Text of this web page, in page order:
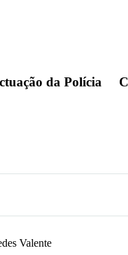
da Polícia
Valente